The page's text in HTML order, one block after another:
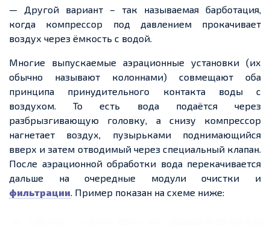
— Другой вариант – так называемая барботация,
когда компрессор под давлением прокачивает
воздух через ёмкость с водой.
Многие выпускаемые аэрационные установки (их
обычно называют колоннами) совмещают оба
принципа принудительного контакта воды с
воздухом. То есть вода подаётся через
разбрызгивающую головку, а снизу компрессор
нагнетает воздух, пузырьками поднимающийся
вверх и затем отводимый через специальный клапан.
После аэрационной обработки вода перекачивается
дальше на очередные модули очистки и
фильтрации . Пример показан на схеме ниже: